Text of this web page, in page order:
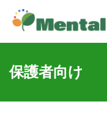
保護者向け